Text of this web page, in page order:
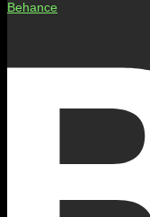
Behance